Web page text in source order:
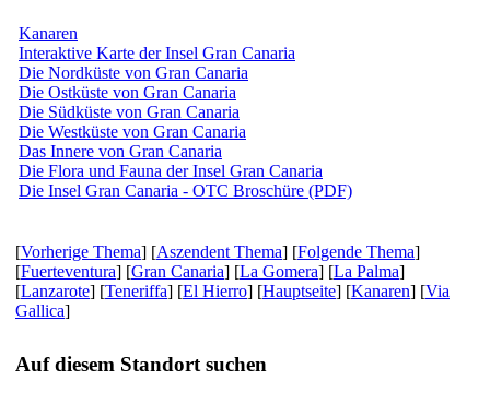
Kanaren
Interaktive Karte der Insel Gran Canaria
Die Nordküste von Gran Canaria
Die Ostküste von Gran Canaria
Die Südküste von Gran Canaria
Die Westküste von Gran Canaria
Das Innere von Gran Canaria
Die Flora und Fauna der Insel Gran Canaria
Die Insel Gran Canaria - OTC Broschüre (PDF)
[Vorherige Thema] [Aszendent Thema] [Folgende Thema]
[Fuerteventura] [Gran Canaria] [La Gomera] [La Palma]
[Lanzarote] [Teneriffa] [El Hierro] [Hauptseite] [Kanaren] [Via
Gallica]
Auf diesem Standort suchen